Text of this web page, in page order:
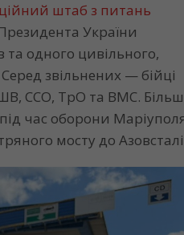
штаб з питань
України
та одного цивільного,
Серед звільнених — бійці
ССО, ТрО та ВМС.
час оборони
мосту до